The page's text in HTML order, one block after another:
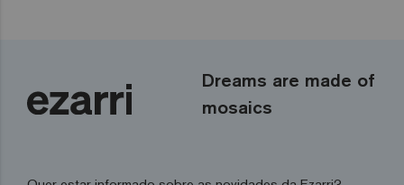
Dreams are made of
mosaics